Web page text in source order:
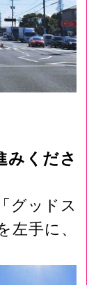
くださ
グッドス
左手に、